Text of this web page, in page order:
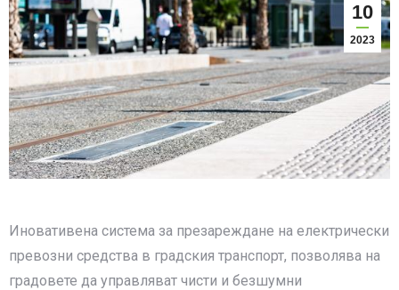
10
2023
Иновативенa система за презареждане на електрически
превозни средства в градския транспорт, позволява на
градовете да управляват чисти и безшумни